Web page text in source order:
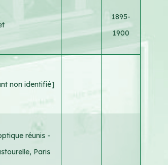
1895-
1900
non identifié]
réunis -
Paris